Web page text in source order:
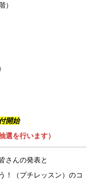
）
開始
選を行います）
さんの発表と
！（プチレッスン）のコ